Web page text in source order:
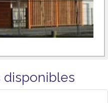
disponibles